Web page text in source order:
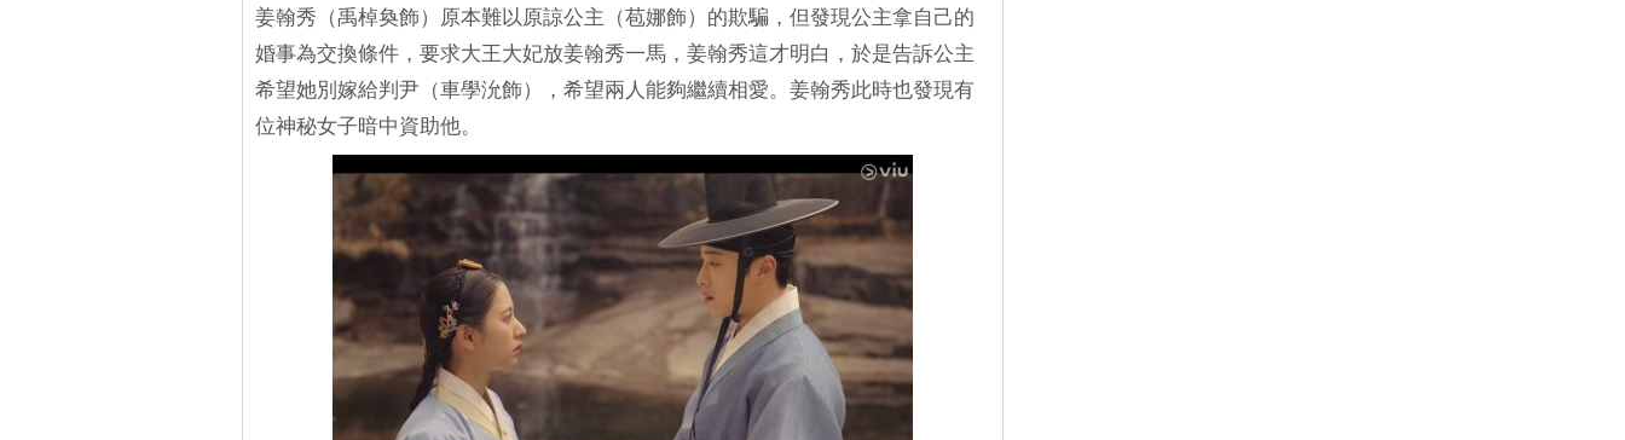
姜翰秀（禹棹奐飾）原本難以原諒公主（苞娜飾）的欺騙，但發現公主拿自己的
婚事為交換條件，要求大王大妃放姜翰秀一馬，姜翰秀這才明白，於是告訴公主
希望她別嫁給判尹（車學沇飾），希望兩人能夠繼續相愛。姜翰秀此時也發現有
位神秘女子暗中資助他。